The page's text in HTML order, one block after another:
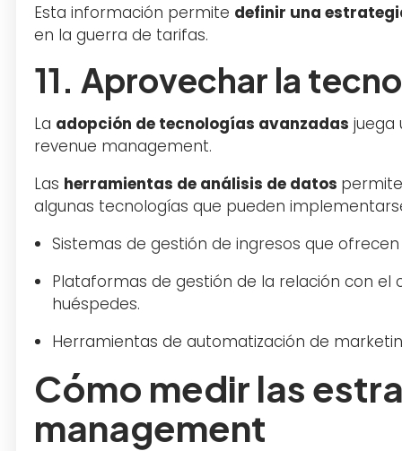
Esta información permite definir una
en la guerra de tarifas.
11. Aprovechar la
La adopción de tecnologías avanzadas juega
revenue management.
Las herramientas de análisis de datos
algunas tecnologías que pueden
Sistemas de gestión de ingresos que
Plataformas de gestión de la relación con el
huéspedes.
Herramientas de automatización de
Cómo medir las
management